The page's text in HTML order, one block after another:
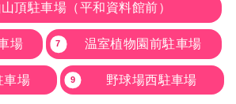
頂駐車場（平和資料館前）
場 温室植物園前駐車場
車場 野球場西駐車場